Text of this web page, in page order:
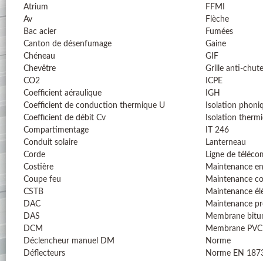
Atrium
Av
Bac acier
Canton de désenfumage
Chéneau
Chevêtre
CO2
Coefficient aéraulique
Coefficient de conduction thermique U
Coefficient de débit Cv
Compartimentage
Conduit solaire
Corde
Costière
Coupe feu
CSTB
DAC
DAS
DCM
Déclencheur manuel DM
Déflecteurs
FFMI
Flèche
Fumées
Gaine
GIF
Grille anti-chute
ICPE
IGH
Isolation
Isolation
IT 246
Lanterneau
Ligne de
Maintenance
Maintenance
Maintenance
Maintenance
Membrane
Membrane PVC
Norme
Norme EN